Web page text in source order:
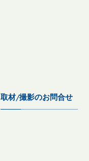
取材/撮影のお問合せ